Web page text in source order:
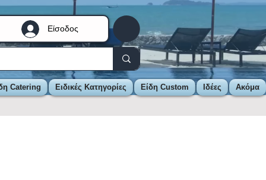
Είσοδος
Catering Ειδικές Κατηγορίες Είδη Custom Ιδέες Ακόμα